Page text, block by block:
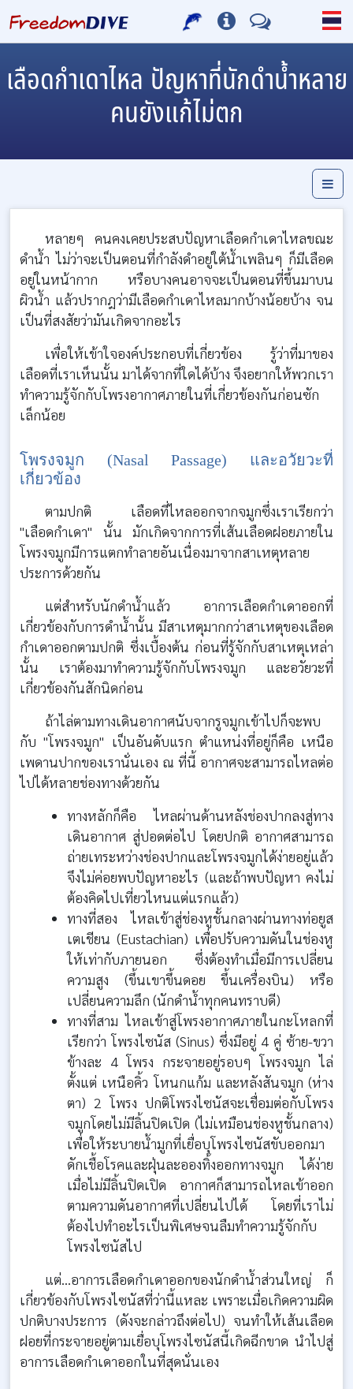
เลือดกำเดาไหล ปัญหาที่นักดำน้ำหลาย
คนยังแก้ไม่ตก
หลายๆ คนคงเคยประสบปัญหาเลือดกำเดาไหลขณะ
ดำน้ำ ไม่ว่าจะเป็นตอนที่กำลังดำอยู่ใต้น้ำเพลินๆ ก็มีเลือด
อยู่ในหน้ากาก หรือบางคนอาจจะเป็นตอนที่ขึ้นมาบน
ผิวน้ำ แล้วปรากฎว่ามีเลือดกำเดาไหลมากบ้างน้อยบ้าง จน
เป็นที่สงสัยว่ามันเกิดจากอะไร
เพื่อให้เข้าใจองค์ประกอบที่เกี่ยวข้อง รู้ว่าที่มาของ
เลือดที่เราเห็นนั้น มาได้จากที่ใดได้บ้าง จึงอยากให้พวกเรา
ทำความรู้จักกับโพรงอากาศภายในที่เกี่ยวข้องกันก่อนซัก
เล็กน้อย
โพรงจมูก (Nasal Passage) และอวัยวะที่
เกี่ยวข้อง
ตามปกติ เลือดที่ไหลออกจากจมูกซึ่งเราเรียกว่า
"เลือดกำเดา" นั้น มักเกิดจากการที่เส้นเลือดฝอยภายใน
โพรงจมูกมีการแตกทำลายอันเนื่องมาจากสาเหตุหลาย
ประการด้วยกัน
แต่สำหรับนักดำน้ำแล้ว อาการเลือดกำเดาออกที่
เกี่ยวข้องกับการดำน้ำนั้น มีสาเหตุมากกว่าสาเหตุของเลือด
กำเดาออกตามปกติ ซึ่งเบื้องต้น ก่อนที่รู้จักกับสาเหตุเหล่า
นั้น เราต้องมาทำความรู้จักกับโพรงจมูก และอวัยวะที่
เกี่ยวข้องกันสักนิดก่อน
ถ้าไล่ตามทางเดินอากาศนับจากรูจมูกเข้าไปก็จะพบ
กับ "โพรงจมูก" เป็นอันดับแรก ตำแหน่งที่อยู่ก็คือ เหนือ
เพดานปากของเรานั่นเอง ณ ที่นี้ อากาศจะสามารถไหลต่อ
ไปได้หลายช่องทางด้วยกัน
ทางหลักก็คือ ไหลผ่านด้านหลังช่องปากลงสู่ทาง
เดินอากาศ สู่ปอดต่อไป โดยปกติ อากาศสามารถ
ถ่ายเทระหว่างช่องปากและโพรงจมูกได้ง่ายอยู่แล้ว
จึงไม่ค่อยพบปัญหาอะไร (และถ้าพบปัญหา คงไม่
ต้องคิดไปเที่ยวไหนแต่แรกแล้ว)
ทางที่สอง ไหลเข้าสู่ช่องหูชั้นกลางผ่านทางท่อยูส
เตเชียน (Eustachian) เพื่อปรับความดันในช่องหู
ให้เท่ากับภายนอก ซึ่งต้องทำเมื่อมีการเปลี่ยน
ความสูง (ขึ้นเขาขึ้นดอย ขึ้นเครื่องบิน) หรือ
เปลี่ยนความลึก (นักดำน้ำทุกคนทราบดี)
ทางที่สาม ไหลเข้าสู่โพรงอากาศภายในกะโหลกที่
เรียกว่า โพรงไซนัส (Sinus) ซึ่งมีอยู่ 4 คู่ ซ้าย-ขวา
ข้างละ 4 โพรง กระจายอยู่รอบๆ โพรงจมูก ไล่
ตั้งแต่ เหนือคิ้ว โหนกแก้ม และหลังสันจมูก (ห่าง
ตา) 2 โพรง ปกติโพรงไซนัสจะเชื่อมต่อกับโพรง
จมูกโดยไม่มีลิ้นปิดเปิด (ไม่เหมือนช่องหูชั้นกลาง)
เพื่อให้ระบายน้ำมูกที่เยื่อบุโพรงไซนัสขับออกมา
ดักเชื้อโรคและฝุ่นละอองทิ้งออกทางจมูก ได้ง่าย
เมื่อไม่มีลิ้นปิดเปิด อากาศก็สามารถไหลเข้าออก
ตามความดันอากาศที่เปลี่ยนไปได้ โดยที่เราไม่
ต้องไปทำอะไรเป็นพิเศษจนลืมทำความรู้จักกับ
โพรงไซนัสไป
แต่...อาการเลือดกำเดาออกของนักดำน้ำส่วนใหญ่ ก็
เกี่ยวข้องกับโพรงไซนัสที่ว่านี้แหละ เพราะเมื่อเกิดความผิด
ปกติบางประการ (ดังจะกล่าวถึงต่อไป) จนทำให้เส้นเลือด
ฝอยที่กระจายอยู่ตามเยื่อบุโพรงไซนัสนี้เกิดฉีกขาด นำไปสู่
อาการเลือดกำเดาออกในที่สุดนั่นเอง